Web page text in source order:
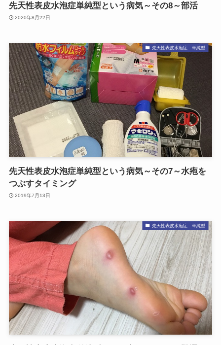
先天性表皮水泡症単純型という病気～その8～部活
2020年8月22日
先天性表皮水疱症 単純型
先天性表皮水泡症単純型という病気～その7～水疱を
つぶすタイミング
2019年7月13日
先天性表皮水疱症 単純型